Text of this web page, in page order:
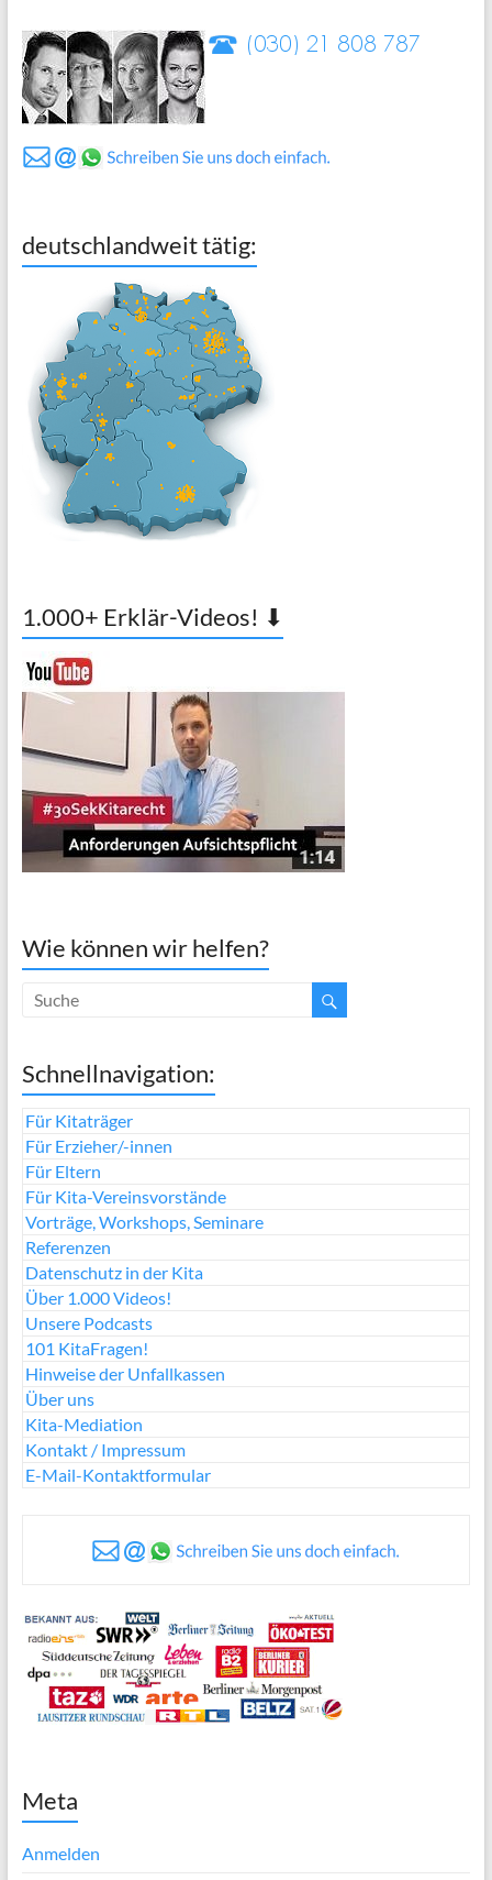
deutschlandweit tätig:
1.000+ Erklär-Videos! ⬇
Wie können wir helfen?
Schnellnavigation:
Für Kitaträger
Für Erzieher/-innen
Für Eltern
Für Kita-Vereinsvorstände
Vorträge, Workshops, Seminare
Referenzen
Datenschutz in der Kita
Über 1.000 Videos!
Unsere Podcasts
101 KitaFragen!
Hinweise der Unfallkassen
Über uns
Kita-Mediation
Kontakt / Impressum
E-Mail-Kontaktformular
Meta
Anmelden